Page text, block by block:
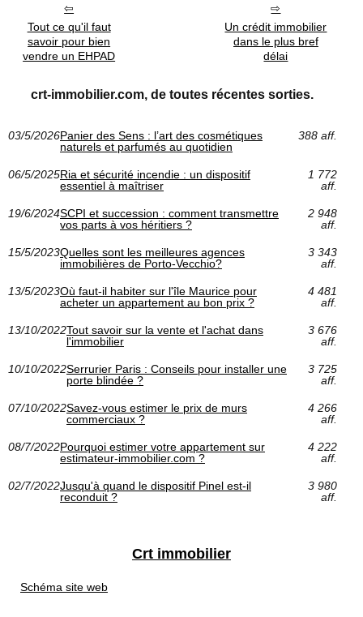
Tout ce qu'il faut
savoir pour bien
vendre un EHPAD
Un crédit immobilier
dans le plus bref
délai
crt-immobilier.com, de toutes récentes sorties.
03/5/2026Panier des Sens : l’art des cosmétiques
naturels et parfumés au quotidien
388 aff.
06/5/2025Ria et sécurité incendie : un dispositif
essentiel à maîtriser
1 772
aff.
19/6/2024SCPI et succession : comment transmettre
vos parts à vos héritiers ?
2 948
aff.
15/5/2023Quelles sont les meilleures agences
immobilières de Porto-Vecchio?
3 343
aff.
13/5/2023Où faut-il habiter sur l'île Maurice pour
acheter un appartement au bon prix ?
4 481
aff.
13/10/2022Tout savoir sur la vente et l'achat dans
l'immobilier
3 676
aff.
10/10/2022Serrurier Paris : Conseils pour installer une
porte blindée ?
3 725
aff.
07/10/2022Savez-vous estimer le prix de murs
commerciaux ?
4 266
aff.
08/7/2022Pourquoi estimer votre appartement sur
estimateur-immobilier.com ?
4 222
aff.
02/7/2022Jusqu'à quand le dispositif Pinel est-il
reconduit ?
3 980
aff.
Crt immobilier
Schéma site web